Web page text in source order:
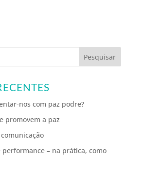
nos com paz podre?
promovem a paz
performance – na prática, como